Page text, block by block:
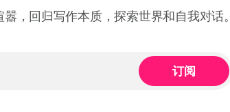
，回归写作本质，探索世界和自我对话。
订阅